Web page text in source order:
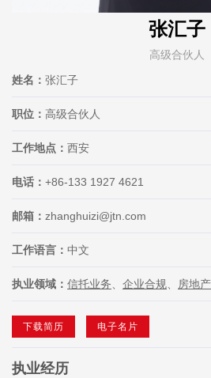
张汇子
高级合伙人
姓名： 张汇子
职位： 高级合伙人
工作地点： 西安
电话： +86-133 1927 4621
邮箱： zhanghuizi@jtn.com
工作语言： 中文
执业领域： 信托业务 企业合规 房地
下载简历 电子名片
执业经历